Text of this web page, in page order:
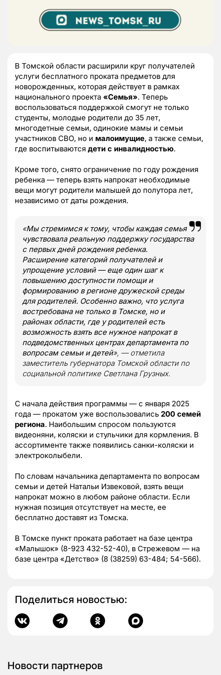
В Томской области расширили круг получателей
услуги бесплатного проката предметов для
новорожденных, которая действует в рамках
национального проекта «Семья». Теперь
воспользоваться поддержкой смогут не только
студенты, молодые родители до 35 лет,
многодетные семьи, одинокие мамы и семьи
участников СВО, но и малоимущие, а также семьи,
где воспитываются дети с инвалидностью.
Кроме того, снято ограничение по году рождения
ребенка — теперь взять напрокат необходимые
вещи могут родители малышей до полутора лет,
независимо от даты рождения.
«Мы стремимся к тому, чтобы каждая семья
чувствовала реальную поддержку государства
с первых дней рождения ребенка.
Расширение категорий получателей и
упрощение условий — еще один шаг к
повышению доступности помощи и
формированию в регионе дружеской среды
для родителей. Особенно важно, что услуга
востребована не только в Томске, но и
районах области, где у родителей есть
возможность взять все нужное напрокат в
подведомственных центрах департамента по
вопросам семьи и детей», — отметила
заместитель губернатора Томской области по
социальной политике Светлана Грузных.
С начала действия программы — с января 2025
года — прокатом уже воспользовались 200 семей
региона. Наибольшим спросом пользуются
видеоняни, коляски и стульчики для кормления. В
ассортименте также появились санки-коляски и
электроколыбели.
По словам начальника департамента по вопросам
семьи и детей Натальи Извековой, взять вещи
напрокат можно в любом районе области. Если
нужная позиция отсутствует на месте, ее
бесплатно доставят из Томска.
В Томске пункт проката работает на базе центра
«Малышок» (8-923 432-52-40), в Стрежевом — на
базе центра «Детство» (8 (38259) 63-484; 54-566).
Поделиться новостью:
Новости партнеров